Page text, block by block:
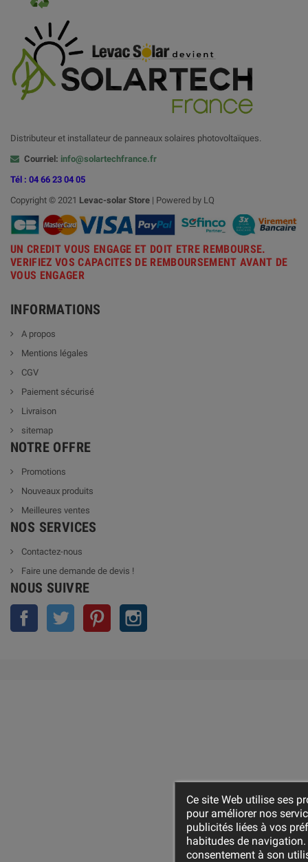
Distributeur et installateur de panneaux solaires photovoltaïques.
Courriel: info@solartechfrance.fr
Tél : 04 66 23 04 05
Copyright © 2021 Levac-solar Store | Powered by LQ
UN CREDIT VOUS ENGAGE ET DOIT ETRE REMBOURSE.
VERIFIEZ VOS CAPACITES DE REMBOURSEMENT AVANT DE
VOUS ENGAGER
INFORMATIONS
A propos
Mentions légales
CGV
Paiement sécurisé
Livraison
sitemap
NOTRE OFFRE
Promotions
Nouveaux produits
Meilleures ventes
NOS SERVICES
Contactez-nous
Faire une demande de devis !
NOUS SUIVRE
Facebook Twitter Pinterest
Ce site Web utilise ses
pour améliorer nos
publicités liées à vos
habitudes de
consentement à son